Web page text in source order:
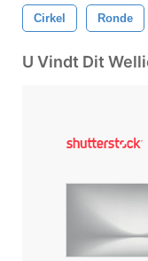
Cirkel Ronde
U Vindt Dit